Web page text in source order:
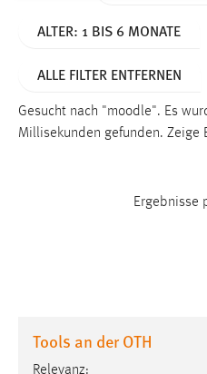
ALTER: 1 BIS 6 MONATE
ALLE FILTER ENTFERNEN
Gesucht nach "moodle". Es
Millisekunden gefunden. Zeige
Ergebnisse
Tools an der OTH
Relevanz:
Funktionen und sind für
Name:
Dieser Cookie speichert
Performance
Name: